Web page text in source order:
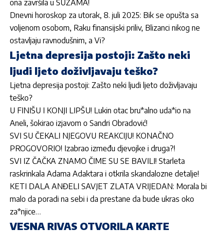
ona završila u SUZAMA!
Dnevni horoskop za utorak, 8. juli 2025: Bik se opušta sa
voljenom osobom, Raku finansijski priliv, Blizanci nikog ne
ostavljaju ravnodušnim, a Vi?
Ljetna depresija postoji: Zašto neki
ljudi ljeto doživljavaju teško?
Ljetna depresija postoji: Zašto neki ljudi ljeto doživljavaju
teško?
U FINIŠU I KONJI LIPŠU! Lukin otac bru*alno uda*io na
Aneli, šokirao izjavom o Sandri Obradović!
SVI SU ČEKALI NJEGOVU REAKCIJU! KONAČNO
PROGOVORIO! Izabrao između djevojke i druga?!
SVI IZ ČAČKA ZNAMO ČIME SU SE BAVILI! Starleta
raskrinkala Adama Adaktara i otkrila skandalozne detalje!
KETI DALA ANĐELI SAVJET ZLATA VRIJEDAN: Morala bi
malo da poradi na sebi i da prestane da bude ukras oko
za*njice…
VESNA RIVAS OTVORILA KARTE